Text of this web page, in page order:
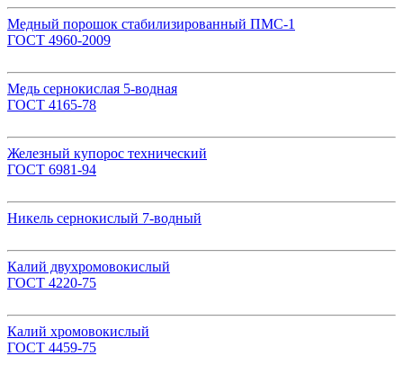
Медный порошок стабилизированный ПМС-1
ГОСТ 4960-2009
Медь сернокислая 5-водная
ГОСТ 4165-78
Железный купорос технический
ГОСТ 6981-94
Никель сернокислый 7-водный
Калий двухромовокислый
ГОСТ 4220-75
Калий хромовокислый
ГОСТ 4459-75